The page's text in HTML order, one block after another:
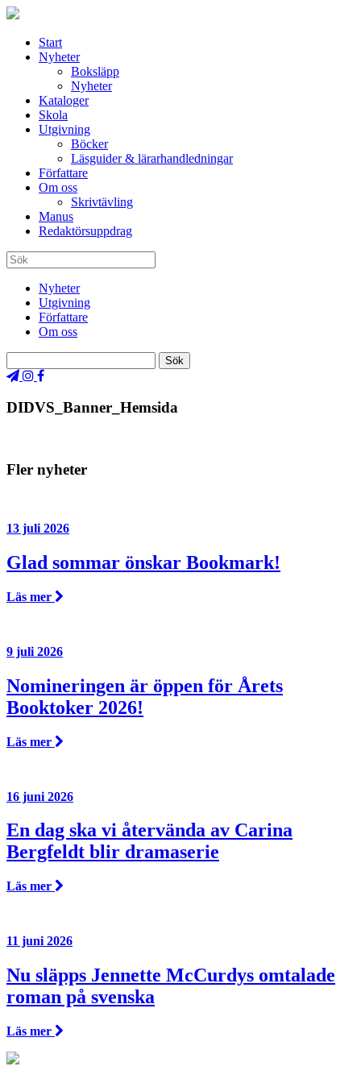
Start
Nyheter
Boksläpp
Nyheter
Kataloger
Skola
Utgivning
Böcker
Läsguider & lärarhandledningar
Författare
Om oss
Skrivtävling
Manus
Redaktörsuppdrag
Nyheter
Utgivning
Författare
Om oss
DIDVS_Banner_Hemsida
Fler nyheter
13 juli 2026
Glad sommar önskar Bookmark!
Läs mer
9 juli 2026
Nomineringen är öppen för Årets
Booktoker 2026!
Läs mer
16 juni 2026
En dag ska vi återvända av Carina
Bergfeldt blir dramaserie
Läs mer
11 juni 2026
Nu släpps Jennette McCurdys omtalade
roman på svenska
Läs mer